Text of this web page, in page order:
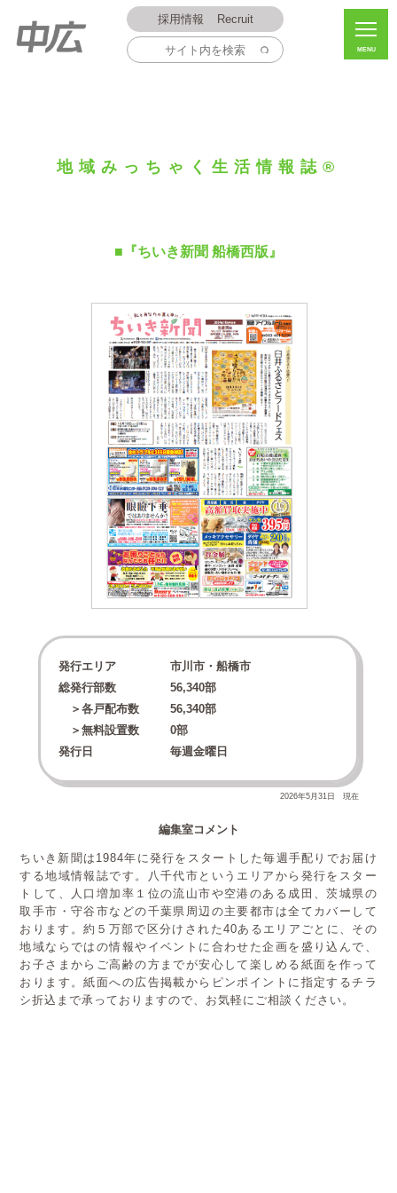
採用情報 Recruit
MENU
地域みっちゃく生活情報誌®
■『ちいき新聞 船橋西版』
発行エリア
市川市・船橋市
総発行部数
56,340部
＞各戸配布数
56,340部
＞無料設置数
0部
発行日
毎週金曜日
2026年5月31日 現在
編集室コメント
ちいき新聞は1984年に発行をスタートした毎週手配りでお届け
する地域情報誌です。八千代市というエリアから発行をスター
トして、人口増加率１位の流山市や空港のある成田、茨城県の
取手市・守谷市などの千葉県周辺の主要都市は全てカバーして
おります。約５万部で区分けされた40あるエリアごとに、その
地域ならではの情報やイベントに合わせた企画を盛り込んで、
お子さまからご高齢の方までが安心して楽しめる紙面を作って
おります。紙面への広告掲載からピンポイントに指定するチラ
シ折込まで承っておりますので、お気軽にご相談ください。